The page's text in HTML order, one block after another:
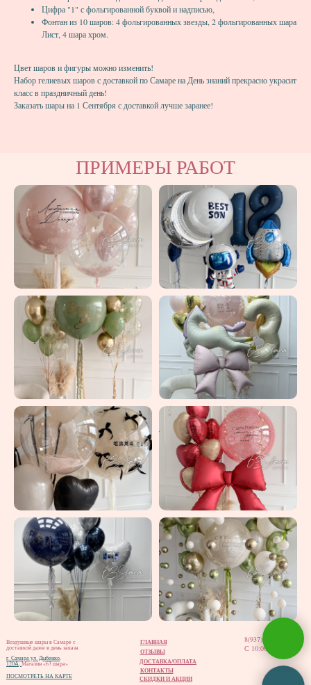
Цифра "1" с фольгированной буквой и надписью,
Фонтан из 10 шаров: 4 фольгированных звезды, 2 фольгированных шара
Лист, 4 шара хром.
Цвет шаров и фигуры можно изменить!
Набор гелиевых шаров с доставкой по Самаре на День знаний прекрасно украсит
класс в праздничный день!
Заказать шары на 1 Сентября с доставкой лучше заранее!
ПРИМЕРЫ РАБОТ
ОТЗЫВЫ
ГЛАВНАЯ
ДОСТАВКА/ОПЛАТА
СКИДКИ И АКЦИИ
КОНТАКТЫ
8(937)202-02-12
С 10:00 до 20:00
Воздушные шары в Самаре с
доставкой даже в день заказа
г. Самара ул. Дыбенко,
120А,Магазин «63 шара»
ПОСМОТРЕТЬ НА КАРТЕ